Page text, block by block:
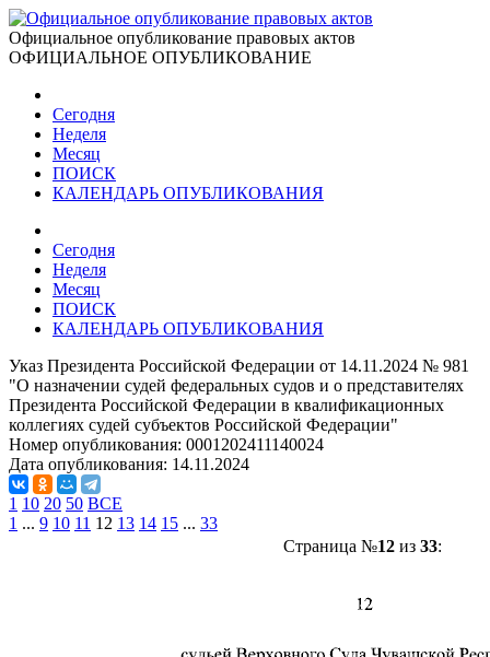
Официальное опубликование правовых актов
ОФИЦИАЛЬНОЕ ОПУБЛИКОВАНИЕ
Сегодня
Неделя
Месяц
ПОИСК
КАЛЕНДАРЬ ОПУБЛИКОВАНИЯ
Сегодня
Неделя
Месяц
ПОИСК
КАЛЕНДАРЬ ОПУБЛИКОВАНИЯ
Указ Президента Российской Федерации от 14.11.2024 № 981
"О назначении судей федеральных судов и о представителях
Президента Российской Федерации в квалификационных
коллегиях судей субъектов Российской Федерации"
Номер опубликования: 0001202411140024
Дата опубликования: 14.11.2024
1 10 20 50 ВСЕ
1 ... 9 10 11 12 13 14 15 ... 33
Страница №12из 33: